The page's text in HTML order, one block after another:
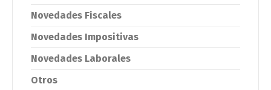
Novedades Fiscales
Novedades Impositivas
Novedades Laborales
Otros